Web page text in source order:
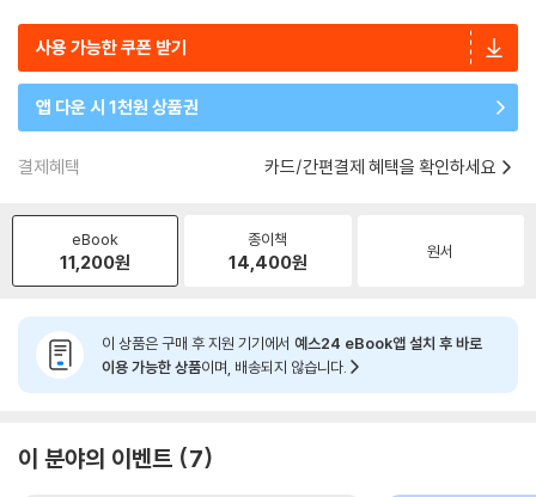
사용 가능한 쿠폰 받기
앱 다운 시 1천원 상품권
결제혜택 카드/간편결제 혜택을 확인하세요
eBook
11,200원
종이책
14,400원 원서
이 상품은 구매 후 지원 기기에서 예스24 eBook앱 설치 후 바로
이용 가능한 상품이며, 배송되지 않습니다.
이 분야의 이벤트 7